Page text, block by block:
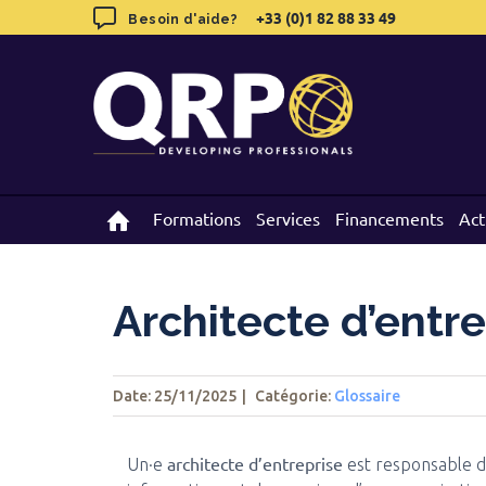
to
Besoin d'aide? +33 (0)1 82 88 33 49
Formations Services Financements
Besoin d'aide? +33 (0)1 82 88 33 49
Formations Services Financements
Architecte
Date: 25/11/2025 Catégorie: Glossaire
Un·earchitecte d’entreprise est responsable